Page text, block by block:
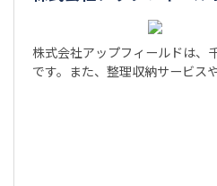
株式会社アップフィールドは、
です。また、整理収納サービス